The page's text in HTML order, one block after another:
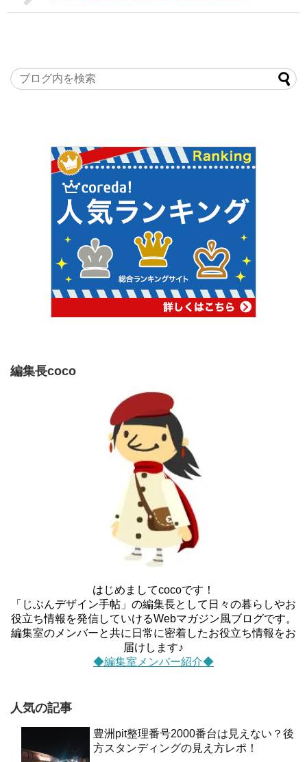
編集長coco
はじめましてcocoです！
「じぶんデザイン手帖」の編集長として日々の暮らしやお
役立ち情報を発信していけるWebマガジン風ブログです。
編集室のメンバーと共に日常に密着したお役立ち情報をお
届けします♪
◆編集室メンバー紹介◆
人気の記事
豊洲pit整理番号2000番台は見えない？後
方スタンディングの見え方レポ！